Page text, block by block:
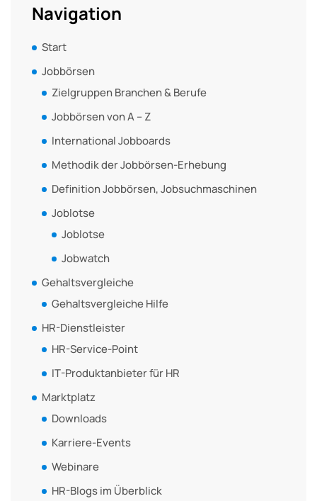
Navigation
Start
Jobbörsen
Zielgruppen Branchen & Berufe
Jobbörsen von A – Z
International Jobboards
Methodik der Jobbörsen-Erhebung
Definition Jobbörsen, Jobsuchmaschinen
Joblotse
Joblotse
Jobwatch
Gehaltsvergleiche
Gehaltsvergleiche Hilfe
HR-Dienstleister
HR-Service-Point
IT-Produktanbieter für HR
Marktplatz
Downloads
Karriere-Events
Webinare
HR-Blogs im Überblick